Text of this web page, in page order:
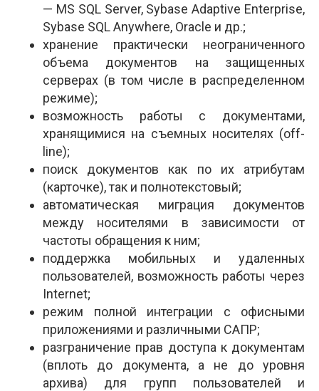
— MS SQL Server, Sybase Adaptive Enterprise,
Sybase SQL Anywhere, Oracle и др.;
хранение практически неограниченного
объема документов на защищенных
серверах (в том числе в распределенном
режиме);
возможность работы с документами,
хранящимися на съемных носителях (off-
line);
поиск документов как по их атрибутам
(карточке), так и полнотекстовый;
автоматическая миграция документов
между носителями в зависимости от
частоты обращения к ним;
поддержка мобильных и удаленных
пользователей, возможность работы через
Internet;
режим полной интеграции с офисными
приложениями и различными САПР;
разграничение прав доступа к документам
(вплоть до документа, а не до уровня
архива) для групп пользователей и